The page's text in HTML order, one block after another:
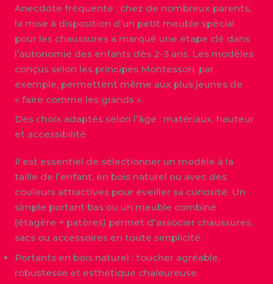
Anecdote fréquente : chez de nombreux parents,
la mise à disposition d’un petit meuble spécial
pour les chaussures a marqué une étape clé dans
l’autonomie des enfants dès 2-3 ans. Les modèles
conçus selon les principes Montessori, par
exemple, permettent même aux plus jeunes de
« faire comme les grands ».
Des choix adaptés selon l’âge : matériaux, hauteur
et accessibilité
Il est essentiel de sélectionner un modèle à la
taille de l’enfant, en bois naturel ou avec des
couleurs attractives pour éveiller sa curiosité. Un
simple portant bas ou un meuble combiné
(étagère + patères) permet d’associer chaussures,
sacs ou accessoires en toute simplicité.
Portants en bois naturel : toucher agréable,
robustesse et esthétique chaleureuse.